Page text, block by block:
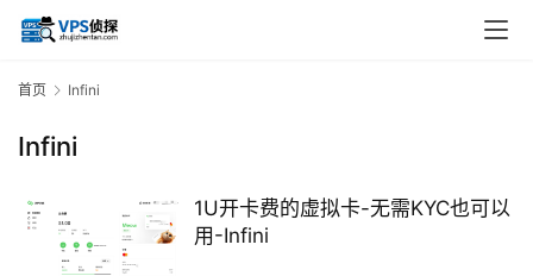
首页 Infini
Infini
1U开卡费的虚拟卡-无需KYC也可以
用-Infini